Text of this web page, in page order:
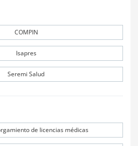
COMPIN
Isapres
Seremi Salud
de licencias médicas